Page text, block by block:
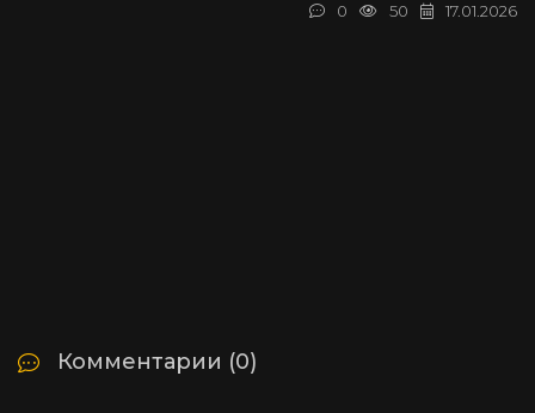
17.01.2026
50
0
Комментарии (0)